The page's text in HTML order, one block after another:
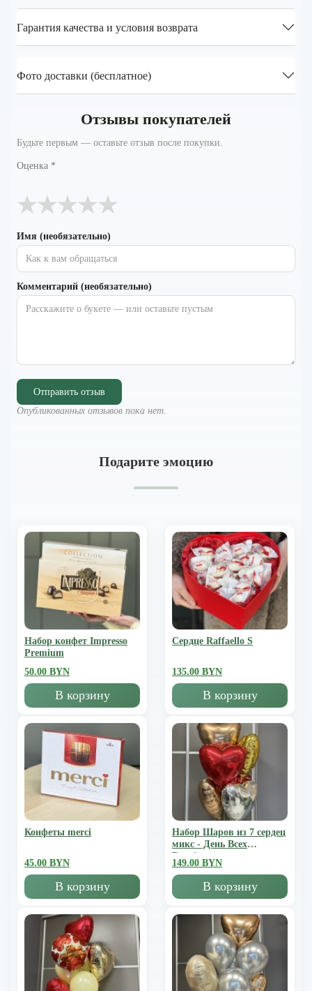
Гарантия качества и условия возврата
Фото доставки (бесплатное)
Отзывы покупателей
Будьте первым — оставьте отзыв после покупки.
Оценка *
★
★
★
★
★
Имя (необязательно)
Комментарий (необязательно)
Отправить отзыв
Опубликованных отзывов пока нет.
Подарите эмоцию
Набор конфет Impresso
Premium
50.00 BYN
В корзину
Сердце Raffaello S
135.00 BYN
В корзину
Конфеты merci
45.00 BYN
В корзину
Набор Шаров из 7 сердец
микс - День Всех
Влюбленных
149.00 BYN
В корзину